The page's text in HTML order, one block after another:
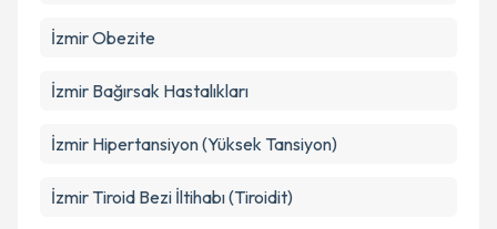
İzmir Obezite
İzmir Bağırsak Hastalıkları
İzmir Hipertansiyon (Yüksek Tansiyon)
İzmir Tiroid Bezi İltihabı (Tiroidit)